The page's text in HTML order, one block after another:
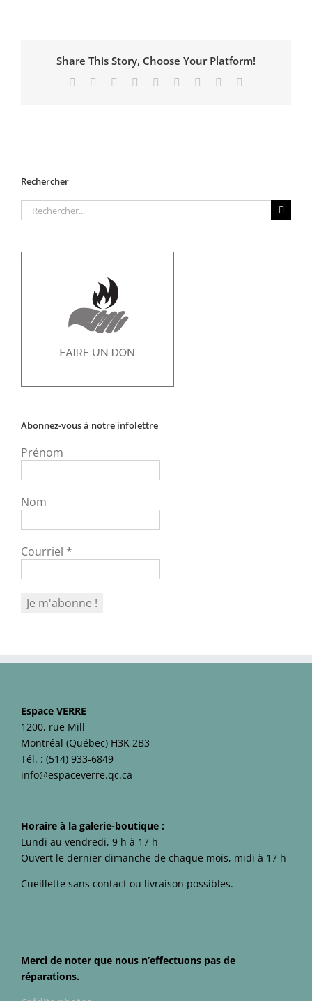
Share This Story, Choose Your Platform!
Facebook Reddit LinkedInWhatsApp
TumblrPinterest
Rechercher
Rechercher:
Abonnez-vous à notre infolettre
Prénom
Nom
Courriel *
Espace VERRE
1200, rue Mill
Montréal (Québec) H3K 2B3
Tél. : (514) 933-6849
info@espaceverre.qc.ca
Horaire à la galerie-boutique :
Lundi au vendredi, 9 h à 17 h
Ouvert le dernier dimanche de chaque mois, midi à 17 h
Cueillette sans contact ou livraison possibles.
Merci de noter que nous n’effectuons pas de
réparations.